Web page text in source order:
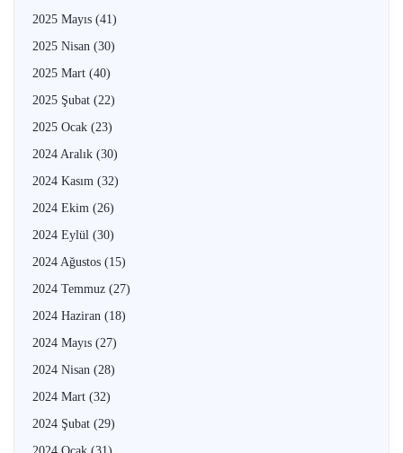
2025 Mayıs (41)
2025 Nisan (30)
2025 Mart (40)
2025 Şubat (22)
2025 Ocak (23)
2024 Aralık (30)
2024 Kasım (32)
2024 Ekim (26)
2024 Eylül (30)
2024 Ağustos (15)
2024 Temmuz (27)
2024 Haziran (18)
2024 Mayıs (27)
2024 Nisan (28)
2024 Mart (32)
2024 Şubat (29)